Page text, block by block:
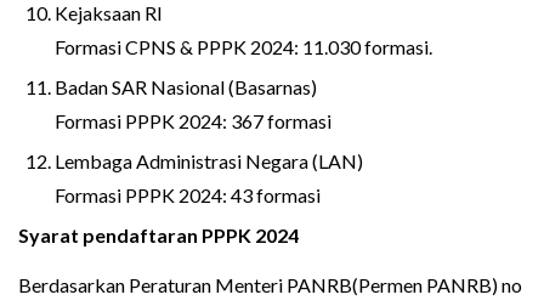
Kejaksaan RI
Formasi CPNS & PPPK 2024: 11.030 formasi.
Badan SAR Nasional (Basarnas)
Formasi PPPK 2024: 367 formasi
Lembaga Administrasi Negara (LAN)
Formasi PPPK 2024: 43 formasi
Syarat pendaftaran PPPK 2024
Berdasarkan Peraturan Menteri PANRB(Permen PANRB) no